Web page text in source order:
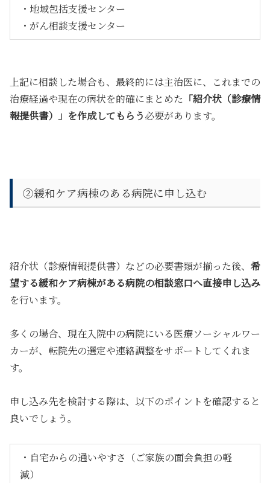
・地域包括支援センター
・がん相談支援センター
上記に相談した場合も、最終的には主治医に、これまでの
治療経過や現在の病状を的確にまとめた 「紹介状（診療情
報提供書）」を作成してもらう必要があります。
②緩和ケア病棟のある病院に申し込む
紹介状（診療情報提供書）などの必要書類が揃った後、 希
望する緩和ケア病棟がある病院の相談窓口へ直接申し込み
を行います。
多くの場合、現在入院中の病院にいる医療ソーシャルワー
カーが、転院先の選定や連絡調整をサポートしてくれま
す。
申し込み先を検討する際は、以下のポイントを確認すると
良いでしょう。
・自宅からの通いやすさ（ご家族の面会負担の軽
減）